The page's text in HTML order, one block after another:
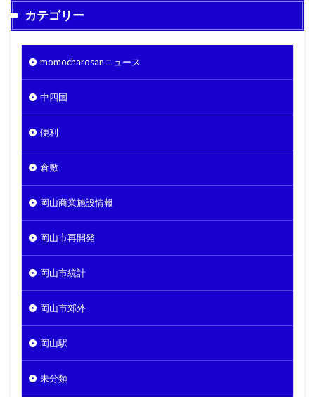
カテゴリー
momocharosanニュース
中四国
便利
倉敷
岡山商業施設情報
岡山市再開発
岡山市統計
岡山市郊外
岡山駅
未分類